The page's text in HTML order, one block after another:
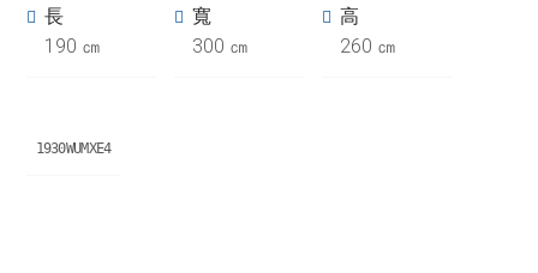
長
190 ㎝
寬
300 ㎝
高
260 ㎝
1930WUMXE4